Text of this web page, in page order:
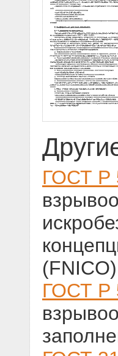
ГОСТ Р
(FNICO)
ГОСТ Р